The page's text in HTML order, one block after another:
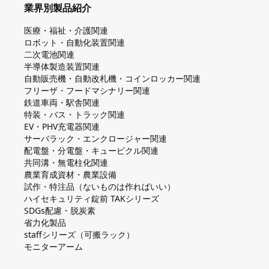
業界別製品紹介
医療・福祉・介護関連
ロボット・自動化装置関連
二次電池関連
半導体製造装置関連
自動販売機・自動改札機・コインロッカー関連
フリーザ・フードマシナリー関連
鉄道車両・駅舎関連
特装・バス・トラック関連
EV・PHV充電器関連
サーバラック・エンクロージャー関連
配電盤・分電盤・キュービクル関連
共同溝・無電柱化関連
農業育成資材・農業設備
試作・特注品（ないものは作ればいい）
ハイセキュリティ錠前 TAKシリーズ
SDGs配慮・脱炭素
省力化製品
staffシリーズ（可搬ラック）
モニターアーム